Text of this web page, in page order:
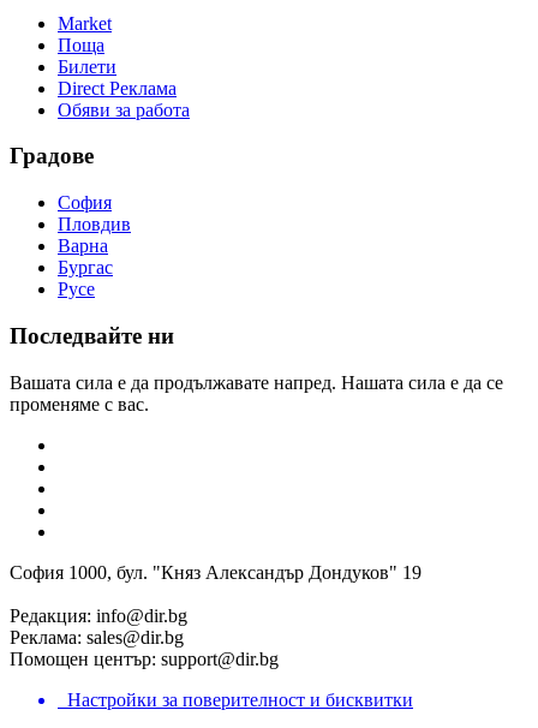
Market
Поща
Билети
Direct Реклама
Обяви за работа
Градове
София
Пловдив
Варна
Бургас
Русе
Последвайте ни
Вашата сила е да продължавате напред. Нашата сила е да се
променяме с вас.
София 1000, бул. "Княз Александър Дондуков" 19
Редакция: info@dir.bg
Реклама: sales@dir.bg
Помощен център: support@dir.bg
Настройки за поверителност и бисквитки